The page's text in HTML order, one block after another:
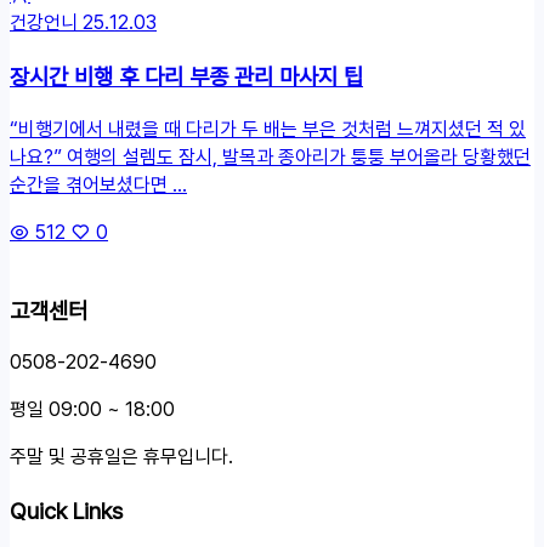
건강언니 25.12.03
장시간 비행 후 다리 부종 관리 마사지 팁
“비행기에서 내렸을 때 다리가 두 배는 부은 것처럼 느껴지셨던 적 있
나요?” 여행의 설렘도 잠시, 발목과 종아리가 퉁퉁 부어올라 당황했던
순간을 겪어보셨다면 ...
512
0
고객센터
0508-202-4690
평일 09:00 ~ 18:00
주말 및 공휴일은 휴무입니다.
Quick Links